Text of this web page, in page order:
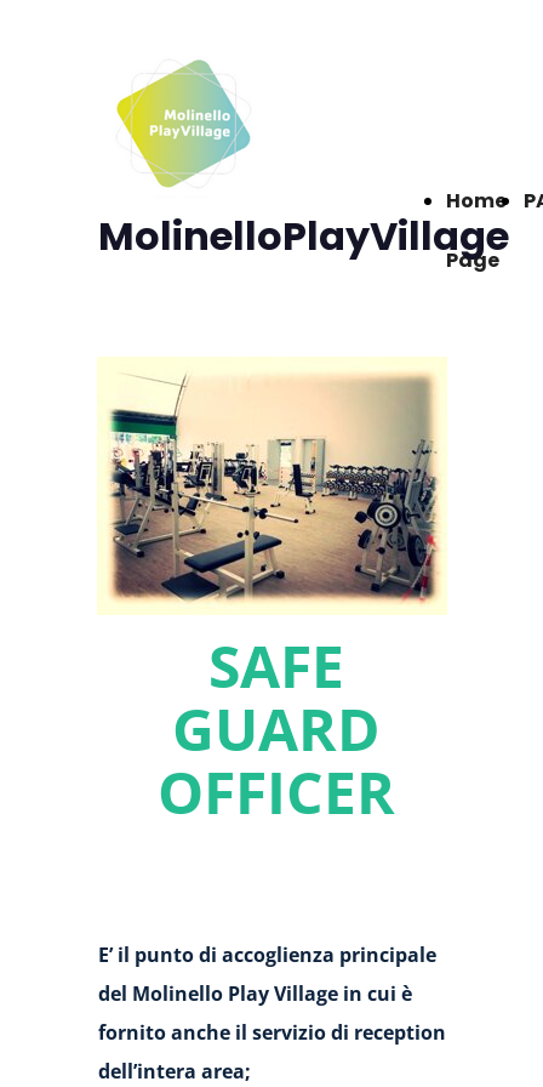
MolinelloPlayVillage
Home
Page
E’ il punto di accoglienza principale
del Molinello Play Village in cui è
fornito anche il servizio di reception
dell’intera area;
SAFE
GUARD
OFFICER